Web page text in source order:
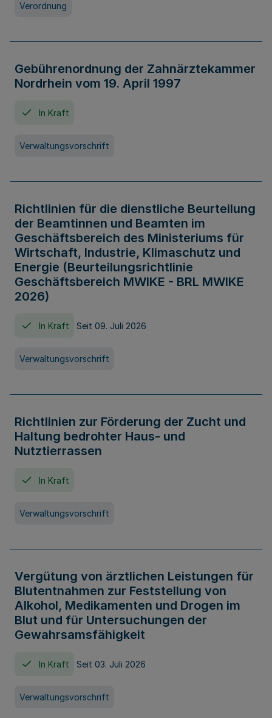
Verordnung
Gebührenordnung der Zahnärztekammer
Nordrhein vom 19. April 1997
In Kraft
Verwaltungsvorschrift
Richtlinien für die dienstliche Beurteilung
der Beamtinnen und Beamten im
Geschäftsbereich des Ministeriums für
Wirtschaft, Industrie, Klimaschutz und
Energie (Beurteilungsrichtlinie
Geschäftsbereich MWIKE - BRL MWIKE
2026)
In Kraft Seit 09. Juli 2026
Verwaltungsvorschrift
Richtlinien zur Förderung der Zucht und
Haltung bedrohter Haus- und
Nutztierrassen
In Kraft
Verwaltungsvorschrift
Vergütung von ärztlichen Leistungen für
Blutentnahmen zur Feststellung von
Alkohol, Medikamenten und Drogen im
Blut und für Untersuchungen der
Gewahrsamsfähigkeit
In Kraft Seit 03. Juli 2026
Verwaltungsvorschrift